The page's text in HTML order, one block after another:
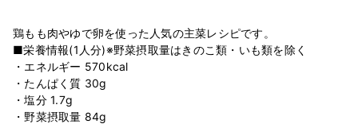
鶏もも肉やゆで卵を使った人気の主菜レシピです。
■栄養情報(1人分)※野菜摂取量はきのこ類・いも類を除く
・エネルギー 570kcal
・たんぱく質 30g
・塩分 1.7g
・野菜摂取量 84g